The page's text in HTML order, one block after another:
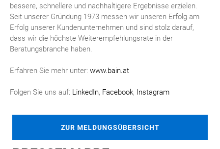
bessere, schnellere und nachhaltigere Ergebnisse erzielen.
Seit unserer Gründung 1973 messen wir unseren Erfolg am
Erfolg unserer Kundenunternehmen und sind stolz darauf,
dass wir die höchste Weiterempfehlungsrate in der
Beratungsbranche haben.
Erfahren Sie mehr unter: www.bain.at
Folgen Sie uns auf: LinkedIn, Facebook, Instagram
ZUR MELDUNGSÜBERSICHT